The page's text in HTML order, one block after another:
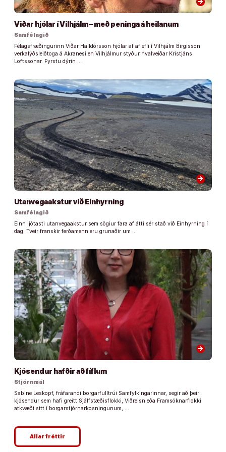
Viðar hjólar í Vilhjálm – með peninga á heilanum
Samfélagið
Félagsfræðingurinn Viðar Halldórsson hjólar af aflefli í Vilhjálm Birgisson
verkalýðsleiðtoga á Akranesi en Vilhjálmur styður hvalveiðar Kristjáns
Loftssonar. Fyrstu dýrin …
arrow_forward
Utanvegaakstur við Einhyrning
Samfélagið
Einn ljótasti utanvegaakstur sem sögiur fara af átti sér stað við Einhyrning í
dag. Tveir franskir ferðamenn eru grunaðir um …
arrow_forward
Kjósendur hafðir að fíflum
Stjórnmál
Sabine Leskopf, fráfarandi borgarfulltrúi Samfylkingarinnar, segir að þeir
kjósendur sem hafi greitt Sjálfstæðisflokki, Viðreisn eða Framsóknarflokki
atkvæði sitt í borgarstjórnarkosningunum, …
Allar fréttir